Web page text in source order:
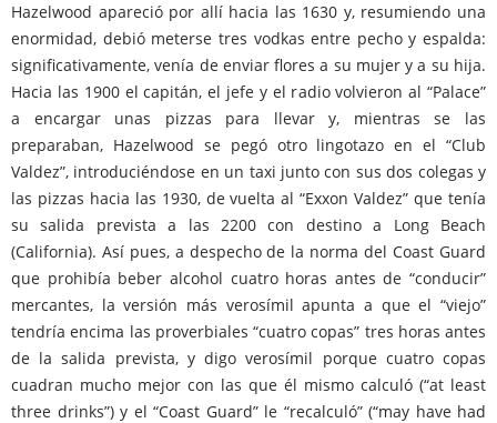
Hazelwood apareció por allí hacia las 1630 y, resumiendo una
enormidad, debió meterse tres vodkas entre pecho y espalda:
significativamente, venía de enviar flores a su mujer y a su hija.
Hacia las 1900 el capitán, el jefe y el radio volvieron al “Palace”
a encargar unas pizzas para llevar y, mientras se las
preparaban, Hazelwood se pegó otro lingotazo en el “Club
Valdez”, introduciéndose en un taxi junto con sus dos colegas y
las pizzas hacia las 1930, de vuelta al “Exxon Valdez” que tenía
su salida prevista a las 2200 con destino a Long Beach
(California). Así pues, a despecho de la norma del Coast Guard
que prohibía beber alcohol cuatro horas antes de “conducir”
mercantes, la versión más verosímil apunta a que el “viejo”
tendría encima las proverbiales “cuatro copas” tres horas antes
de la salida prevista, y digo verosímil porque cuatro copas
cuadran mucho mejor con las que él mismo calculó (“at least
three drinks”) y el “Coast Guard” le “recalculó” (“may have had